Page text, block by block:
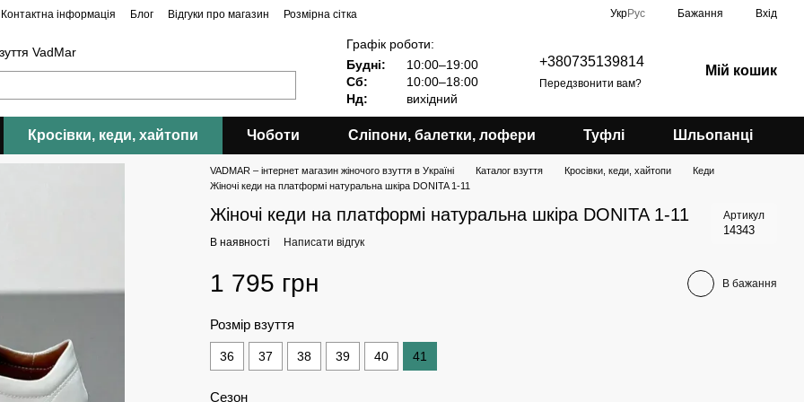
Контактна інформація Блог Відгуки про магазин Розмірна сітка УкрРус Бажання Вхід
VadMar
Графік роботи:
Будні:
10:00–19:00
Сб:
10:00–18:00
Нд:
вихідний
+380735139814
Передзвонити вам?
Мій кошик
Кросівки, кеди, хайтопи Чоботи Сліпони, балетки, лофери Туфлі Шльопанці
VADMAR – інтернет магазин жіночого взуття в Україні Каталог взуття Кросівки, кеди, хайтопи
Кеди
Жіночі кеди на платформі натуральна шкіра DONITA 1-11
Жіночі кеди на платформі натуральна шкіра DONITA 1-11 Артикул
14343
В наявності Написати відгук
1 795 грн В бажання
Розмір взуття
36 37 38 39 40 41
Сезон